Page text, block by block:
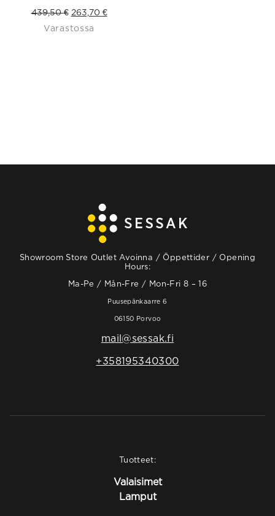
439,50€ Original
price
263,70 €Current
Varastossa
Showroom Store Outlet Avoinna / Öppettider / Opening
Hours:
Ma-Pe / Mån-Fre / Mon-Fri 8 – 16
Puusepänkaarre 6
06150 Porvoo
mail@sessak.fi
+358195340300
Tuotteet:
Valaisimet
Lamput